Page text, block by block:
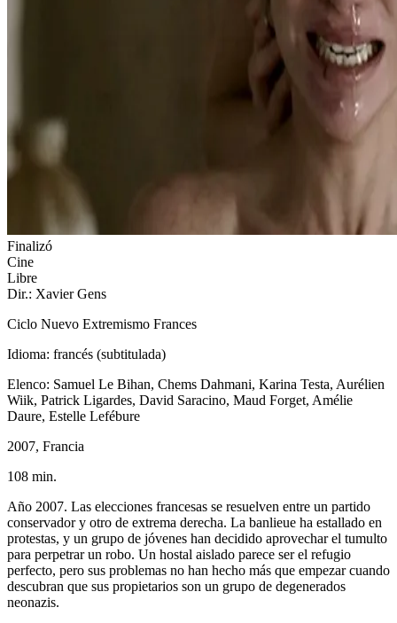
Finalizó
Cine
Libre
Dir.: Xavier Gens
Ciclo Nuevo Extremismo Frances
Idioma: francés (subtitulada)
Elenco: Samuel Le Bihan, Chems Dahmani, Karina Testa, Aurélien
Wiik, Patrick Ligardes, David Saracino, Maud Forget, Amélie
Daure, Estelle Lefébure
2007, Francia
108 min.
Año 2007. Las elecciones francesas se resuelven entre un partido
conservador y otro de extrema derecha. La banlieue ha estallado en
protestas, y un grupo de jóvenes han decidido aprovechar el tumulto
para perpetrar un robo. Un hostal aislado parece ser el refugio
perfecto, pero sus problemas no han hecho más que empezar cuando
descubran que sus propietarios son un grupo de degenerados
neonazis.